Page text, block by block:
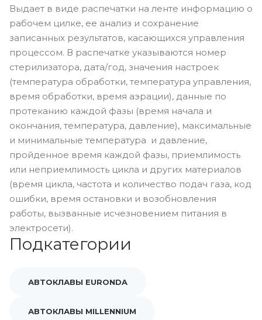
Выдает в виде распечатки на ленте информацию о
рабочем цилке, ее анализ и сохранение
записанных результатов, касающихся управления
процессом. В распечатке указываются номер
стерилизатора, дата/год, значения настроек
(температура обработки, температура управления,
время обработки, время аэрации), данные по
протеканию каждой фазы (время начала и
окончания, температура, давление), максимальные
и минимальные температура и давление,
пройденное время каждой фазы, приемлимость
или неприемлимость цикла и других материалов
(время цикла, частота и количество подач газа, код
ошибки, время остановки и возобновления
работы, вызванные исчезновением питания в
электросети).
Подкатегории
АВТОКЛАВЫ EURONDA
АВТОКЛАВЫ MILLENNIUM